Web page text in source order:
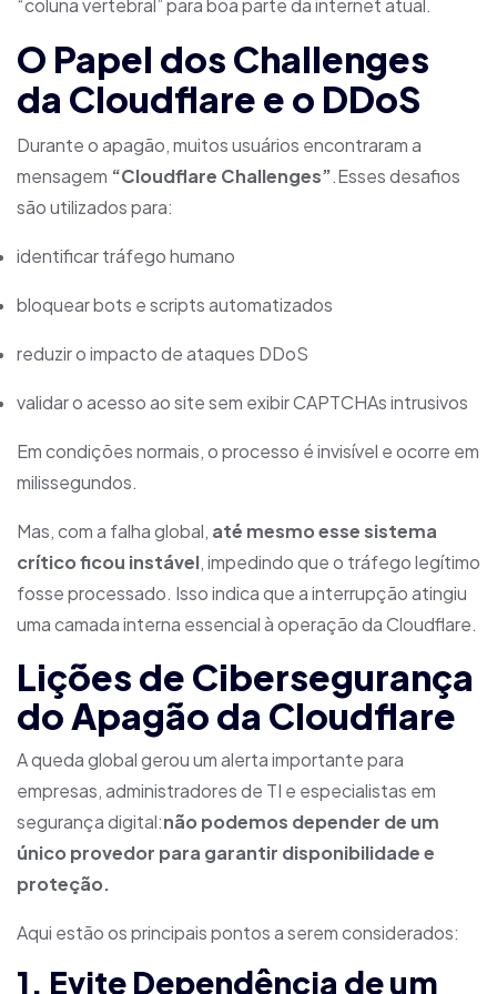
“coluna vertebral” para boa parte da internet atual.
O Papel dos Challenges
da Cloudflare e o DDoS
Durante o apagão, muitos usuários encontraram a
mensagem “Cloudflare Challenges”.Esses desafios
são utilizados para:
identificar tráfego humano
bloquear bots e scripts automatizados
reduzir o impacto de ataques DDoS
validar o acesso ao site sem exibir CAPTCHAs intrusivos
Em condições normais, o processo é invisível e ocorre em
milissegundos.
Mas, com a falha global, até mesmo esse sistema
crítico ficou instável, impedindo que o tráfego legítimo
fosse processado. Isso indica que a interrupção atingiu
uma camada interna essencial à operação da Cloudflare.
Lições de Cibersegurança
do Apagão da Cloudflare
A queda global gerou um alerta importante para
empresas, administradores de TI e especialistas em
segurança digital:não podemos depender de um
único provedor para garantir disponibilidade e
proteção.
Aqui estão os principais pontos a serem considerados:
1. Evite Dependência de um